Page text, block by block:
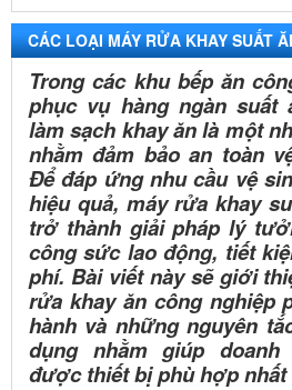
CÁC LOẠI MÁY RỬA KHAY SUẤT
Trong các khu bếp ăn
phục vụ hàng ngàn suất
làm sạch khay ăn là một
nhằm đảm bảo an toàn
Để đáp ứng nhu cầu vệ
hiệu quả, máy rửa khay
trở thành giải pháp lý
công sức lao động, tiết
phí. Bài viết này sẽ giới
rửa khay ăn công nghiệp
hành và những nguyên
dụng nhằm giúp
được thiết bị phù hợp nhất